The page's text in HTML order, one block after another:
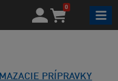
0
MAZACIE PRÍPRAVKY